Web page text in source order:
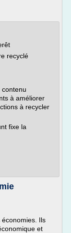
recyclé
à améliorer
à recycler
fixe la
Ils
et